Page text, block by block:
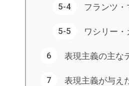
フランツ・
ワシリー
表現主義の主な
表現主義が与え